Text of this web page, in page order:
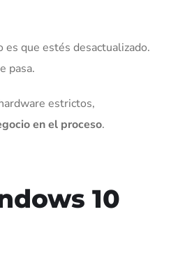
que estés desactualizado.
pasa.
estrictos,
en el proceso.
10